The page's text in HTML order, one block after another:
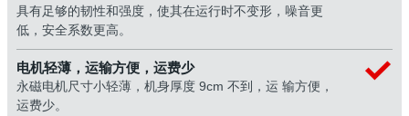
具有足够的韧性和强度，使其在运行时不变形，噪音更
低，安全系数更高。
电机轻薄，运输方便，运费少
永磁电机尺寸小轻薄，机身厚度 9cm 不到，运 输方便，
运费少。